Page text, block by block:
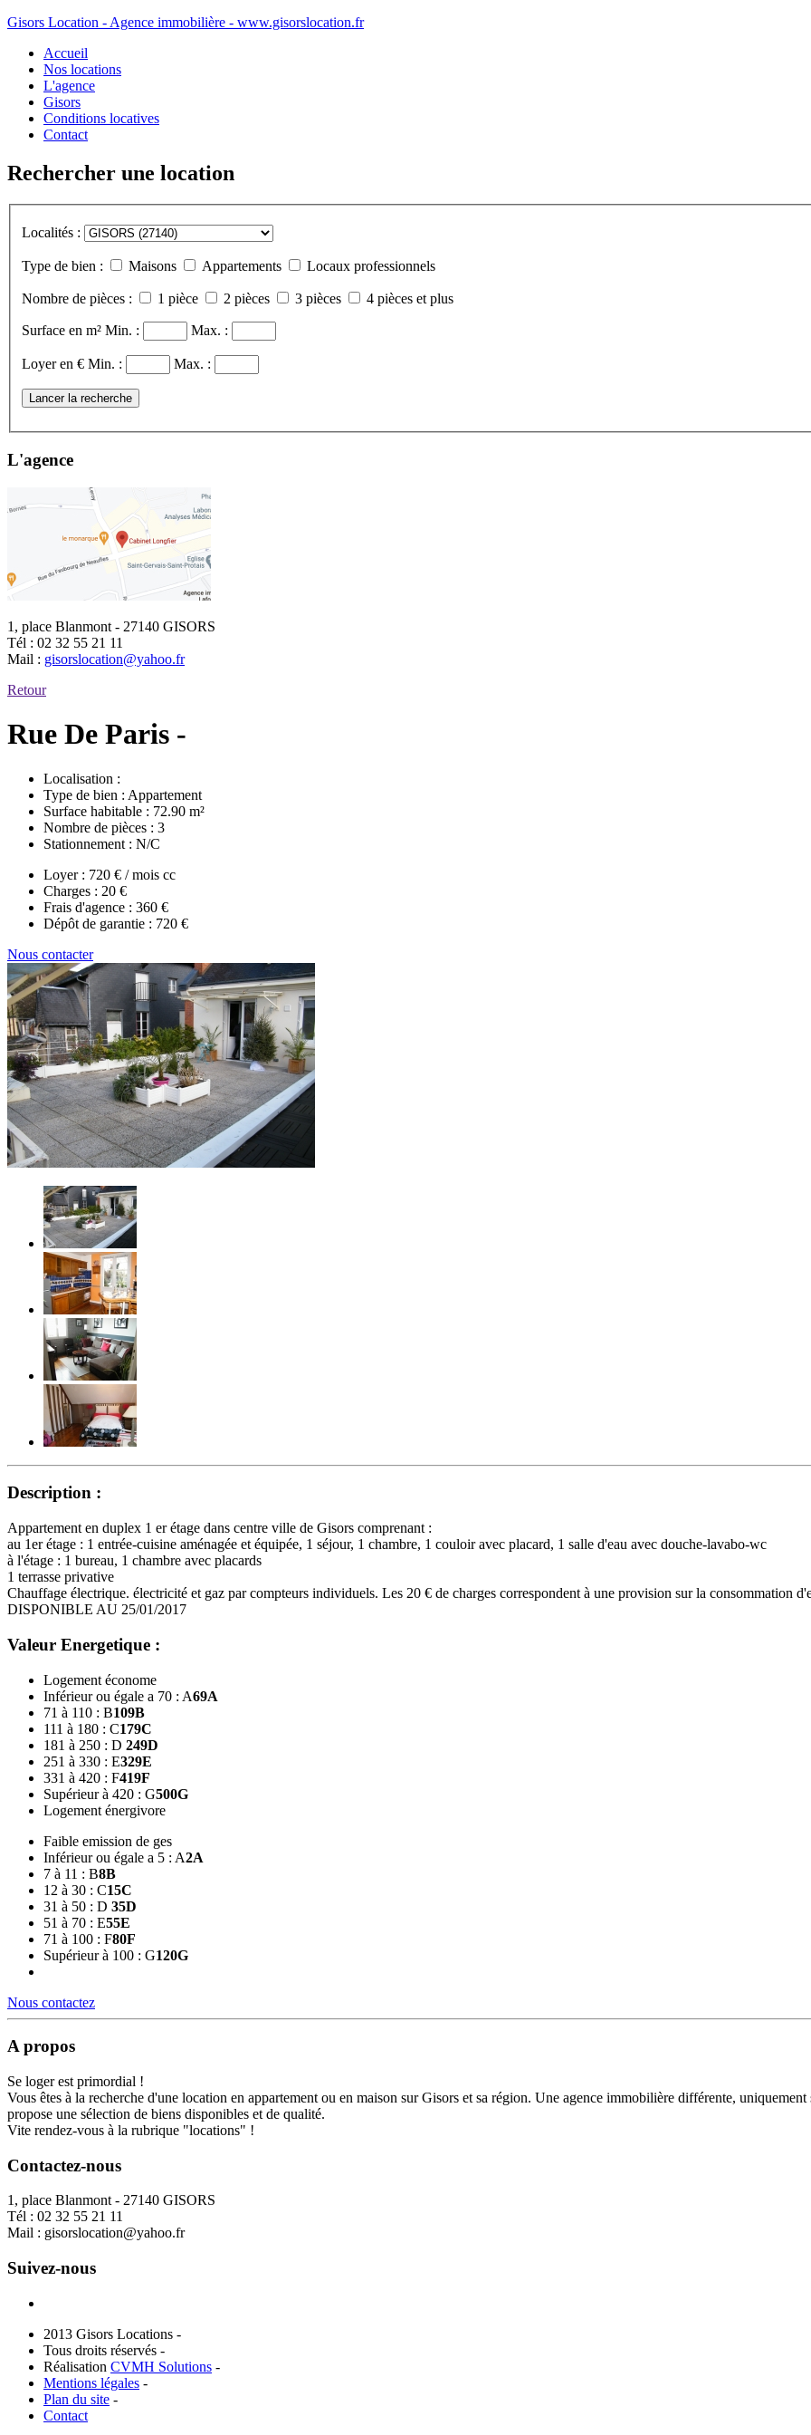
Gisors Location - Agence immobilière - www.gisorslocation.fr
Accueil
Nos locations
L'agence
Gisors
Conditions locatives
Contact
Rechercher une location
Localités :
Type de bien : Maisons Appartements Locaux professionnels
Nombre de pièces : 1 pièce 2 pièces 3 pièces 4 pièces et plus
Surface en m² Min. : Max. :
Loyer en € Min. : Max. :
Lancer la recherche
L'agence
1, place Blanmont - 27140 GISORS
Tél : 02 32 55 21 11
Mail : gisorslocation@yahoo.fr
Retour
Rue De Paris -
Localisation :
Type de bien : Appartement
Surface habitable : 72.90 m²
Nombre de pièces : 3
Stationnement : N/C
Loyer : 720 € / mois cc
Charges : 20 €
Frais d'agence : 360 €
Dépôt de garantie : 720 €
Nous contacter
Description :
Appartement en duplex 1 er étage dans centre ville de Gisors comprenant :
au 1er étage : 1 entrée-cuisine aménagée et équipée, 1 séjour, 1 chambre, 1 couloir avec placard, 1 salle d'eau avec douche-lavabo-wc
à l'étage : 1 bureau, 1 chambre avec placards
1 terrasse privative
Chauffage électrique. électricité et gaz par compteurs individuels. Les 20 € de charges correspondent à une provision sur la consommation
DISPONIBLE AU 25/01/2017
Valeur Energetique :
Logement économe
Inférieur ou égale a 70 : A69A
71 à 110 : B109B
111 à 180 : C179C
181 à 250 : D 249D
251 à 330 : E329E
331 à 420 : F419F
Supérieur à 420 : G500G
Logement énergivore
Faible emission de ges
Inférieur ou égale a 5 : A2A
7 à 11 : B8B
12 à 30 : C15C
31 à 50 : D 35D
51 à 70 : E55E
71 à 100 : F80F
Supérieur à 100 : G120G
Nous contactez
A propos
Se loger est primordial !
Vous êtes à la recherche d'une location en appartement ou en maison sur Gisors et sa région. Une agence immobilière différente,
propose une sélection de biens disponibles et de qualité.
Vite rendez-vous à la rubrique "locations" !
Contactez-nous
1, place Blanmont - 27140 GISORS
Tél : 02 32 55 21 11
Mail : gisorslocation@yahoo.fr
Suivez-nous
2013 Gisors Locations -
Tous droits réservés -
Réalisation CVMH Solutions -
Mentions légales -
Plan du site -
Contact